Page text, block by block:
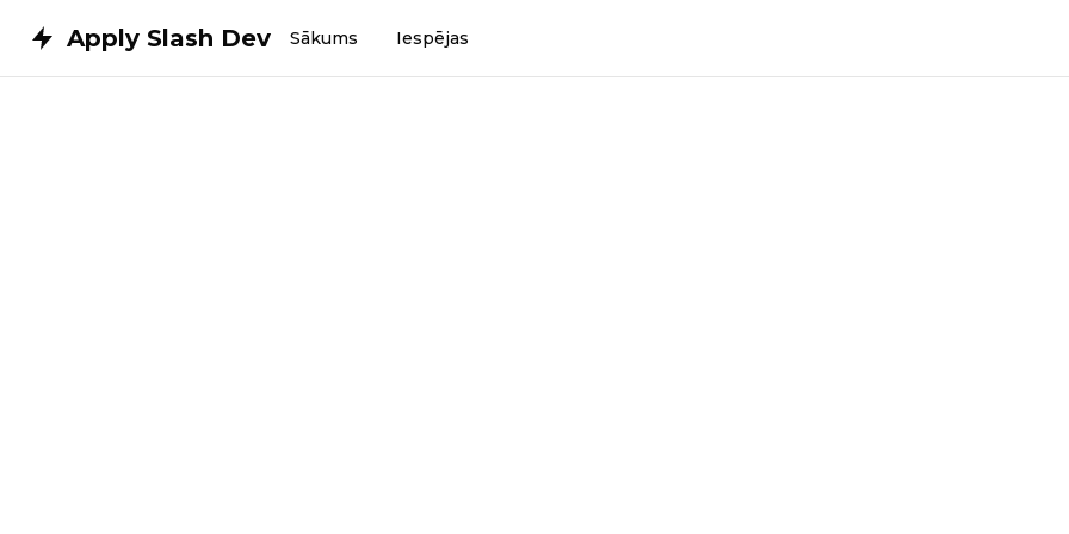
Apply Slash Dev Sākums Iespējas